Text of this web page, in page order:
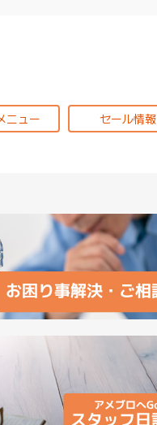
ニュー セール情報